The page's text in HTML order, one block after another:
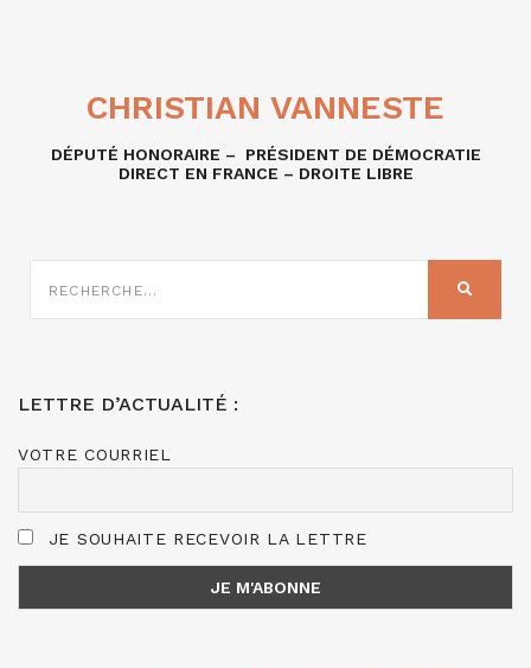
CHRISTIAN VANNESTE
DÉPUTÉ HONORAIRE – PRÉSIDENT DE DÉMOCRATIE
DIRECT EN FRANCE – DROITE LIBRE
RECHERCHE
SUR
LETTRE D’ACTUALITÉ :
VOTRE COURRIEL
JE SOUHAITE RECEVOIR LA LETTRE